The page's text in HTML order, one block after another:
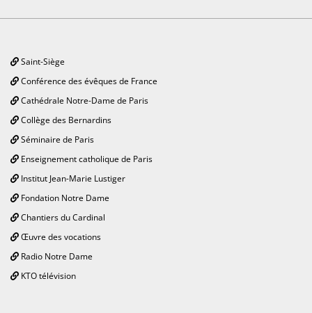
Saint-Siège
Conférence des évêques de France
Cathédrale Notre-Dame de Paris
Collège des Bernardins
Séminaire de Paris
Enseignement catholique de Paris
Institut Jean-Marie Lustiger
Fondation Notre Dame
Chantiers du Cardinal
Œuvre des vocations
Radio Notre Dame
KTO télévision